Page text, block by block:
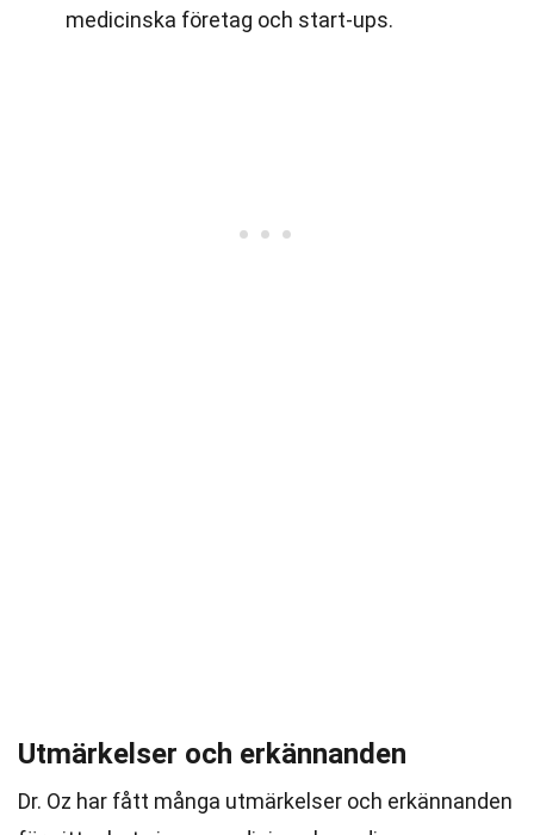
medicinska företag och start-ups.
Utmärkelser och erkännanden
Dr. Oz har fått många utmärkelser och erkännanden